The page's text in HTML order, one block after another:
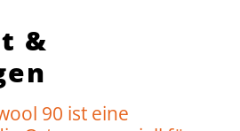
&
90 ist eine